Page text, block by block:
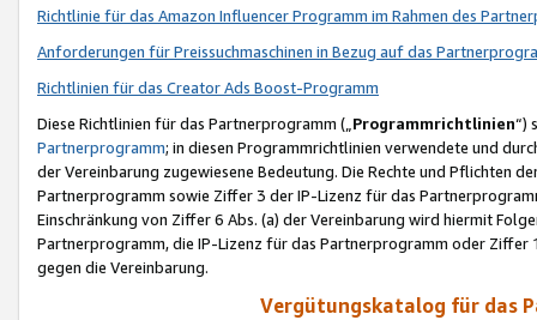
Richtlinie für das Amazon Influencer Programm im Rahmen des
Anforderungen für Preissuchmaschinen in Bezug auf das
Richtlinien für das Creator Ads Boost-Programm
Diese Richtlinien für das Partnerprogramm („Programmrichtlinien“)
Partnerprogramm; in diesen Programmrichtlinien verwendete und
der Vereinbarung zugewiesene Bedeutung. Die Rechte und Pflichten
Partnerprogramm sowie Ziffer 3 der IP-Lizenz für das
Einschränkung von Ziffer 6 Abs. (a) der Vereinbarung wird hiermit
Partnerprogramm, die IP-Lizenz für das Partnerprogramm oder
gegen die Vereinbarung.
Vergütungskatalog für das